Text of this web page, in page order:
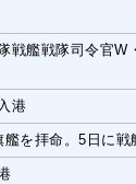
戦艦戦隊司令官W
港
艦を拝命。5日に